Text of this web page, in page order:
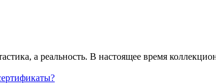
а реальность. В настоящее время